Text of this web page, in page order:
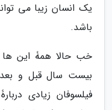
یک انسان زیبا می
باشد.
خب حالا همۀ این ها
بیست سال قبل و بعد
فیلسوفان زیادی